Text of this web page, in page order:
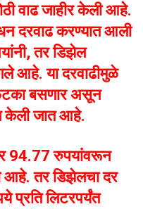
वाढ जाहीर केली आहे.
दरवाढ करण्यात आली
तर डिझेल
आहे. या दरवाढीमुळे
फटका बसणार असून
केली जात आहे.
94.77 रुपयांवरून
आहे. तर डिझेलचा दर
लिटरपर्यंत